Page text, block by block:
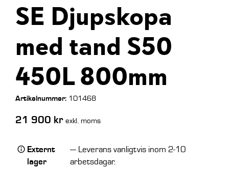
SE Djupskopa
med tand S50
450L 800mm
Artikelnummer:101468
21 900 kr exkl. moms
Externt
lager
— Leverans vanligtvis inom 2-10
arbetsdagar.